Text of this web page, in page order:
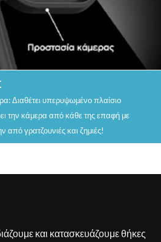
Διαθέτει υπερυψωμένο πλαίσιο
την κάμερα από κάθε της επαφή με
από γρατζουνιές και ζημιές!
και κατασκευάζουμε θήκες